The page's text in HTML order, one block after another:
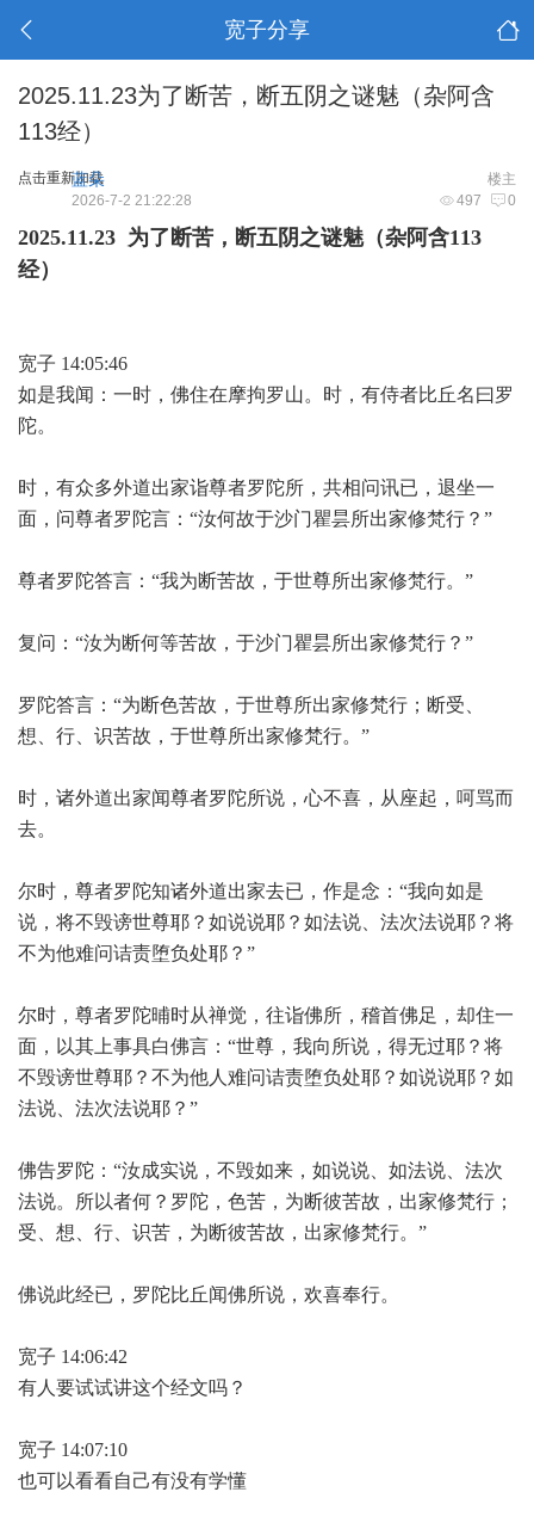
宽子分享
2025.11.23为了断苦，断五阴之谜魅（杂阿含
113经）
点击重新加载 楼主
蓝朵
497 0
2026-7-2 21:22:28
2025.11.23 为了断苦，断五阴之谜魅（杂阿含113
经）
宽子 14:05:46
如是我闻：一时，佛住在摩拘罗山。时，有侍者比丘名曰罗
陀。
时，有众多外道出家诣尊者罗陀所，共相问讯已，退坐一
面，问尊者罗陀言：“汝何故于沙门瞿昙所出家修梵行？”
尊者罗陀答言：“我为断苦故，于世尊所出家修梵行。”
复问：“汝为断何等苦故，于沙门瞿昙所出家修梵行？”
罗陀答言：“为断色苦故，于世尊所出家修梵行；断受、
想、行、识苦故，于世尊所出家修梵行。”
时，诸外道出家闻尊者罗陀所说，心不喜，从座起，呵骂而
去。
尔时，尊者罗陀知诸外道出家去已，作是念：“我向如是
说，将不毁谤世尊耶？如说说耶？如法说、法次法说耶？将
不为他难问诘责堕负处耶？”
尔时，尊者罗陀晡时从禅觉，往诣佛所，稽首佛足，却住一
面，以其上事具白佛言：“世尊，我向所说，得无过耶？将
不毁谤世尊耶？不为他人难问诘责堕负处耶？如说说耶？如
法说、法次法说耶？”
佛告罗陀：“汝成实说，不毁如来，如说说、如法说、法次
法说。所以者何？罗陀，色苦，为断彼苦故，出家修梵行；
受、想、行、识苦，为断彼苦故，出家修梵行。”
佛说此经已，罗陀比丘闻佛所说，欢喜奉行。
宽子 14:06:42
有人要试试讲这个经文吗？
宽子 14:07:10
也可以看看自己有没有学懂